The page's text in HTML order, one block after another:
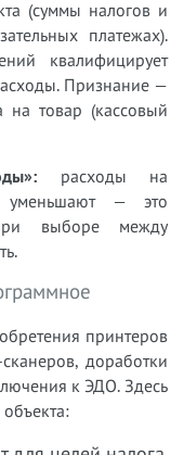
(суммы налогов и
платежах).
квалифицирует
Признание —
товар (кассовый
расходы на
уменьшают — это
выборе между
принтеров
доработки
к ЭДО. Здесь